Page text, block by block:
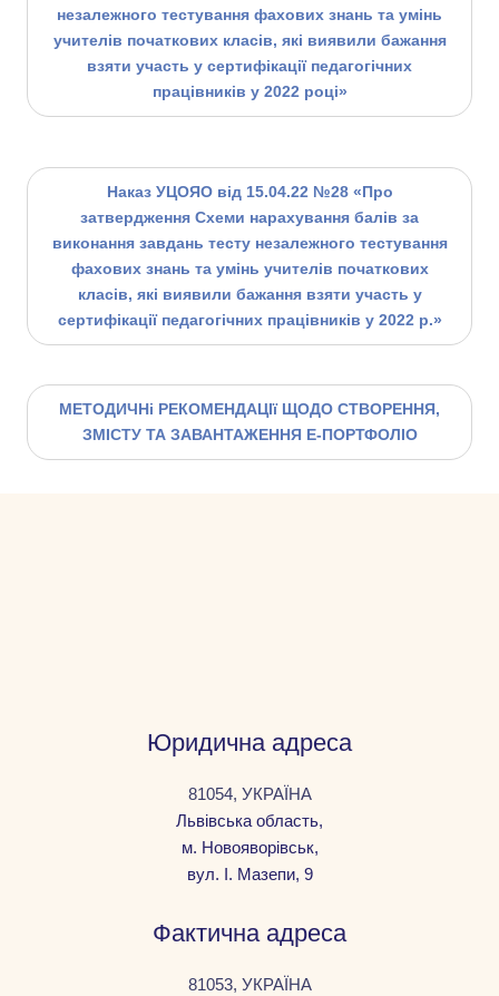
незалежного тестування фахових знань та умінь
учителів початкових класів, які виявили бажання
взяти участь у сертифікації педагогічних
працівників у 2022 році»
Наказ УЦОЯО від 15.04.22 №28 «Про
затвердження Схеми нарахування балів за
виконання завдань тесту незалежного тестування
фахових знань та умінь учителів початкових
класів, які виявили бажання взяти участь у
сертифікації педагогічних працівників у 2022 р.»
МЕТОДИЧНі РЕКОМЕНДАЦІї ЩОДО СТВОРЕННЯ,
ЗМІСТУ ТА ЗАВАНТАЖЕННЯ Е-ПОРТФОЛІО
Юридична адреса
81054, УКРАЇНА
Львівська область,
м. Новояворівськ,
вул. І. Мазепи, 9
Фактична адреса
81053, УКРАЇНА